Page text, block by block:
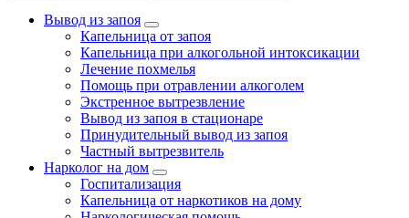
Вывод из запоя
Капельница от запоя
Капельница при алкогольной интоксикации
Лечение похмелья
Помощь при отравлении алкоголем
Экстренное вытрезвление
Вывод из запоя в стационаре
Принудительный вывод из запоя
Частный вытрезвитель
Нарколог на дом
Госпитализация
Капельница от наркотиков на дому